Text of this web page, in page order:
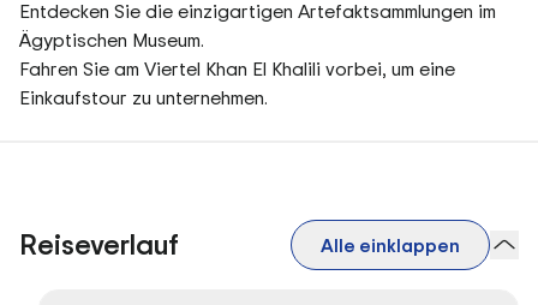
Entdecken Sie die einzigartigen Artefaktsammlungen im
Ägyptischen Museum.
Fahren Sie am Viertel Khan El Khalili vorbei, um eine
Einkaufstour zu unternehmen.
Reiseverlauf Alle einklappen